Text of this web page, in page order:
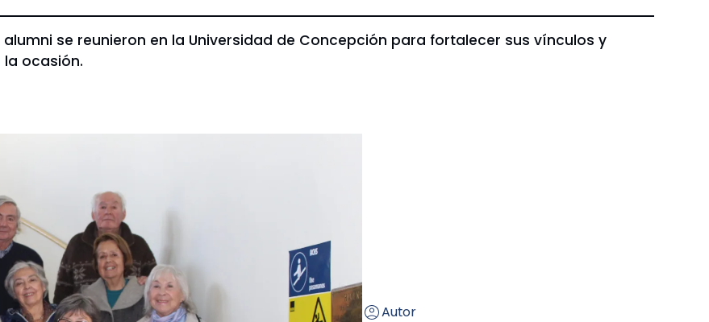
se reunieron en la Universidad de Concepción para fortalecer sus vínculos y
ocasión.
Autor